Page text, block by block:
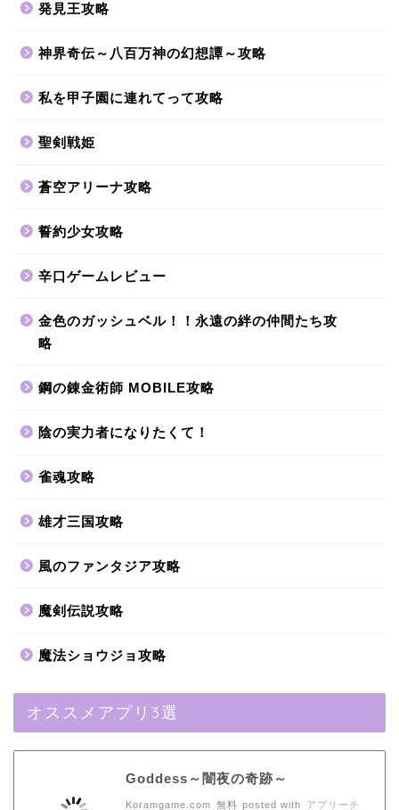
発見王攻略
神界奇伝～八百万神の幻想譚～攻略
私を甲子園に連れてって攻略
聖剣戦姫
蒼空アリーナ攻略
誓約少女攻略
辛口ゲームレビュー
金色のガッシュベル！！永遠の絆の仲間たち攻
略
鋼の錬金術師 MOBILE攻略
陰の実力者になりたくて！
雀魂攻略
雄才三国攻略
風のファンタジア攻略
魔剣伝説攻略
魔法ショウジョ攻略
オススメアプリ3選
Goddess～闇夜の奇跡～
Koramgame.com 無料 posted with アプリーチ